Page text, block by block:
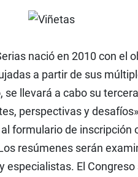
nació en 2010 con el
a partir de sus
se llevará a cabo su
perspectivas y
formulario de inscripción
resúmenes serán
El